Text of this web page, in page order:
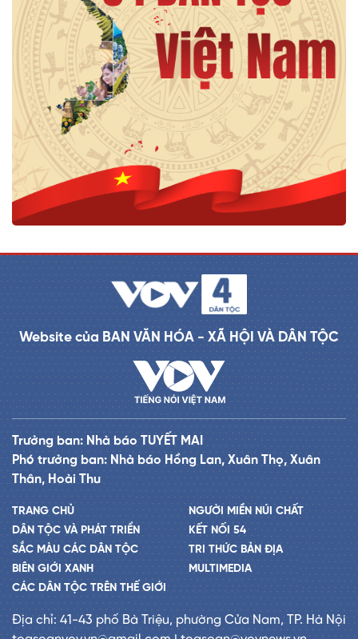
Website của BAN VĂN HÓA - XÃ HỘI VÀ DÂN TỘC
Trưởng ban: Nhà báo TUYẾT MAI
Phó trưởng ban: Nhà báo Hồng Lan, Xuân Thọ, Xuân
Thân, Hoài Thu
TRANG CHỦ
DÂN TỘC VÀ PHÁT TRIỂN
SẮC MÀU CÁC DÂN TỘC
BIÊN GIỚI XANH
CÁC DÂN TỘC TRÊN THẾ GIỚI
NGƯỜI MIỀN NÚI CHẤT
KẾT NỐI 54
TRI THỨC BẢN ĐỊA
MULTIMEDIA
Địa chỉ: 41-43 phố Bà Triệu, phường Cửa Nam, TP. Hà Nội